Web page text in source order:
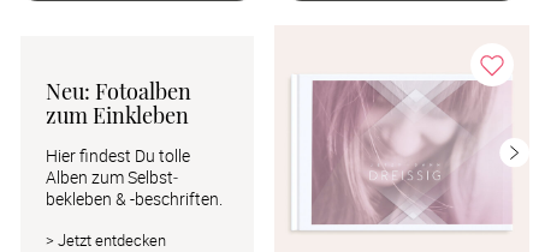
Neu: Fotoalben
zum Einkleben
Hier findest Du tolle
Alben zum Selbst­
bekleben & -beschriften.
> Jetzt entdecken